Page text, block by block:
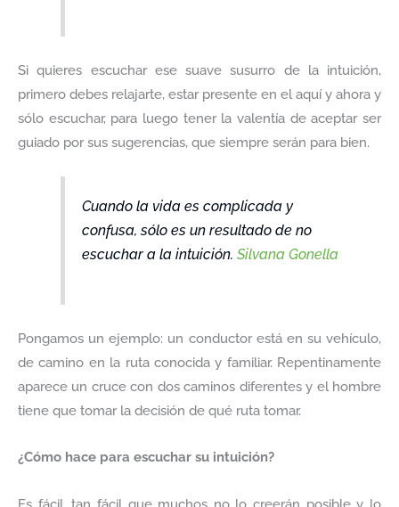
Si quieres escuchar ese suave susurro de la intuición,
primero debes relajarte, estar presente en el aquí y ahora y
sólo escuchar, para luego tener la valentía de aceptar ser
guiado por sus sugerencias, que siempre serán para bien.
Cuando la vida es complicada y
confusa, sólo es un resultado de no
escuchar a la intuición.Silvana Gonella
Pongamos un ejemplo: un conductor está en su vehículo,
de camino en la ruta conocida y familiar. Repentinamente
aparece un cruce con dos caminos diferentes y el hombre
tiene que tomar la decisión de qué ruta tomar.
¿Cómo hace para escuchar su intuición?
Es fácil, tan fácil que muchos no lo creerán posible y lo